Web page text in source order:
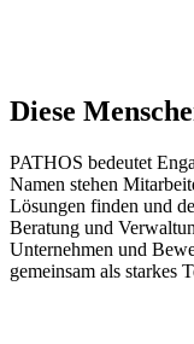
Diese
PATHOS bedeutet
Namen stehen
Lösungen finden und
Beratung und
Unternehmen und
gemeinsam als starkes